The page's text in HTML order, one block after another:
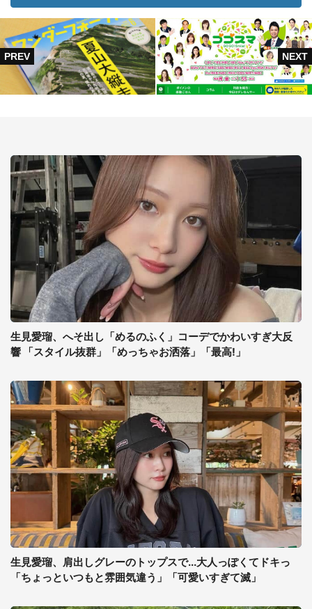
生見愛瑠、へそ出し「めるのふく」コーデでかわいすぎ大反
響 「スタイル抜群」「めっちゃお洒落」「最高!」
生見愛瑠、肩出しグレーのトップスで...大人っぽくてドキっ
「ちょっといつもと雰囲気違う」「可愛いすぎて滅」